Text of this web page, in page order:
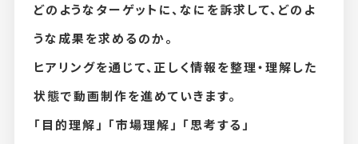
どのようなターゲットに、なにを訴求して、どのよ
うな成果を求めるのか。
ヒアリングを通じて、正しく情報を整理・理解した
状態で動画制作を進めていきます。
「目的理解」 「市場理解」 「思考する」